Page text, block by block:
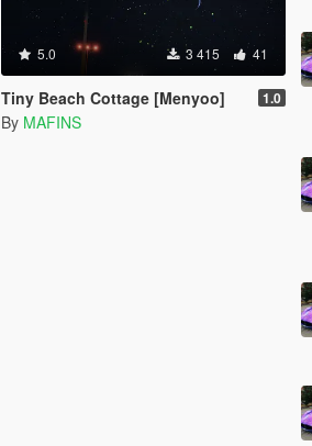
5.0 3 415 41
Tiny Beach Cottage [Menyoo] 1.0
By MAFINS